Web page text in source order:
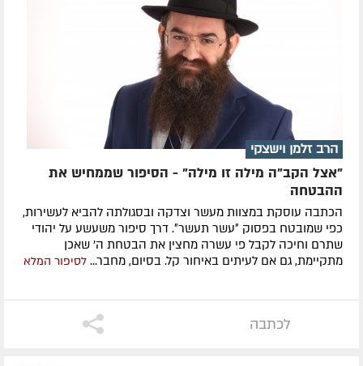
הרב זלמן וישצקי
"אצל הקב"ה מילה זו מילה" - הסיפור שממחיש את
ההבטחה
הכתבה עוסקת במצוות מעשר וצדקה ובסגולתה להביא לעשירות,
כפי שמובטח בפסוק ״עשר תעשר״. דרך סיפור משעשע על יהודי
שתרם וחיכה לקבל פי עשרה מחצין את הבטחת ה' שאכן
מתקיימת, גם אם לעיתים באיחור קל. בסיום, מחבר... לסיפור המלא
לכתבה